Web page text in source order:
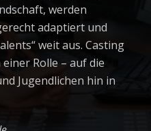
werden
adaptiert und
weit aus. Casting
Rolle – auf die
Jugendlichen hin in